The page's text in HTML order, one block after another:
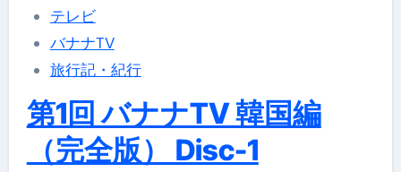
テレビ
バナナTV
旅行記・紀行
第1回 バナナTV 韓国編
（完全版） Disc-1